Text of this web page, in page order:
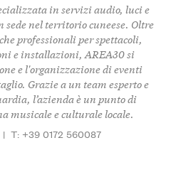
in servizi audio, luci e
nel territorio cuneese. Oltre
professionali per spettacoli,
e installazioni, AREA30 si
e l'organizzazione di eventi
Grazie a un team esperto e
l’azienda è un punto di
musicale e culturale locale.
| T: +39 0172 560087